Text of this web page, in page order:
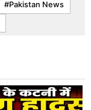
Pakistan News